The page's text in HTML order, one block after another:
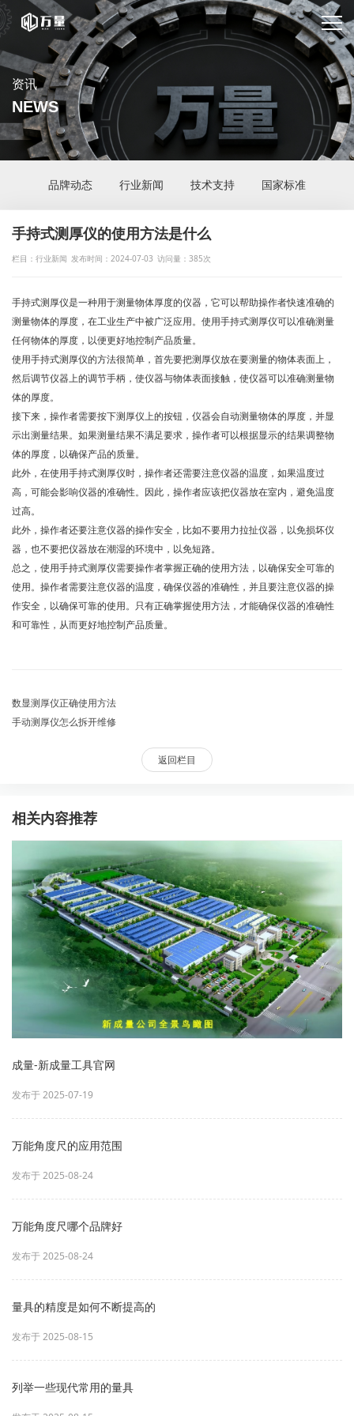
资讯
NEWS
品牌动态 行业新闻 技术支持 国家标准
手持式测厚仪的使用方法是什么
栏目：行业新闻 发布时间：2024-07-03 访问量：385次
手持式测厚仪是一种用于测量物体厚度的仪器，它可以帮助操作者快速准确的
测量物体的厚度，在工业生产中被广泛应用。使用手持式测厚仪可以准确测量
任何物体的厚度，以便更好地控制产品质量。
使用手持式测厚仪的方法很简单，首先要把测厚仪放在要测量的物体表面上，
然后调节仪器上的调节手柄，使仪器与物体表面接触，使仪器可以准确测量物
体的厚度。
接下来，操作者需要按下测厚仪上的按钮，仪器会自动测量物体的厚度，并显
示出测量结果。如果测量结果不满足要求，操作者可以根据显示的结果调整物
体的厚度，以确保产品的质量。
此外，在使用手持式测厚仪时，操作者还需要注意仪器的温度，如果温度过
高，可能会影响仪器的准确性。因此，操作者应该把仪器放在室内，避免温度
过高。
此外，操作者还要注意仪器的操作安全，比如不要用力拉扯仪器，以免损坏仪
器，也不要把仪器放在潮湿的环境中，以免短路。
总之，使用手持式测厚仪需要操作者掌握正确的使用方法，以确保安全可靠的
使用。操作者需要注意仪器的温度，确保仪器的准确性，并且要注意仪器的操
作安全，以确保可靠的使用。只有正确掌握使用方法，才能确保仪器的准确性
和可靠性，从而更好地控制产品质量。
数显测厚仪正确使用方法
手动测厚仪怎么拆开维修
返回栏目
相关内容推荐
成量-新成量工具官网
发布于 2025-07-19
万能角度尺的应用范围
发布于 2025-08-24
万能角度尺哪个品牌好
发布于 2025-08-24
量具的精度是如何不断提高的
发布于 2025-08-15
列举一些现代常用的量具